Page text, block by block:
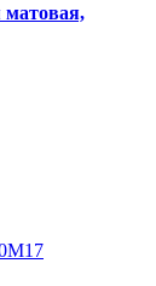
матовая,